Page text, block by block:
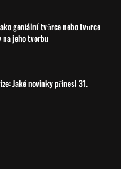
geniální tvůrce nebo tvůrce
na jeho tvorbu
Jaké novinky přinesl 31.